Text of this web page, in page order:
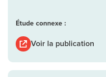
Étude connexe :
Voir la publication